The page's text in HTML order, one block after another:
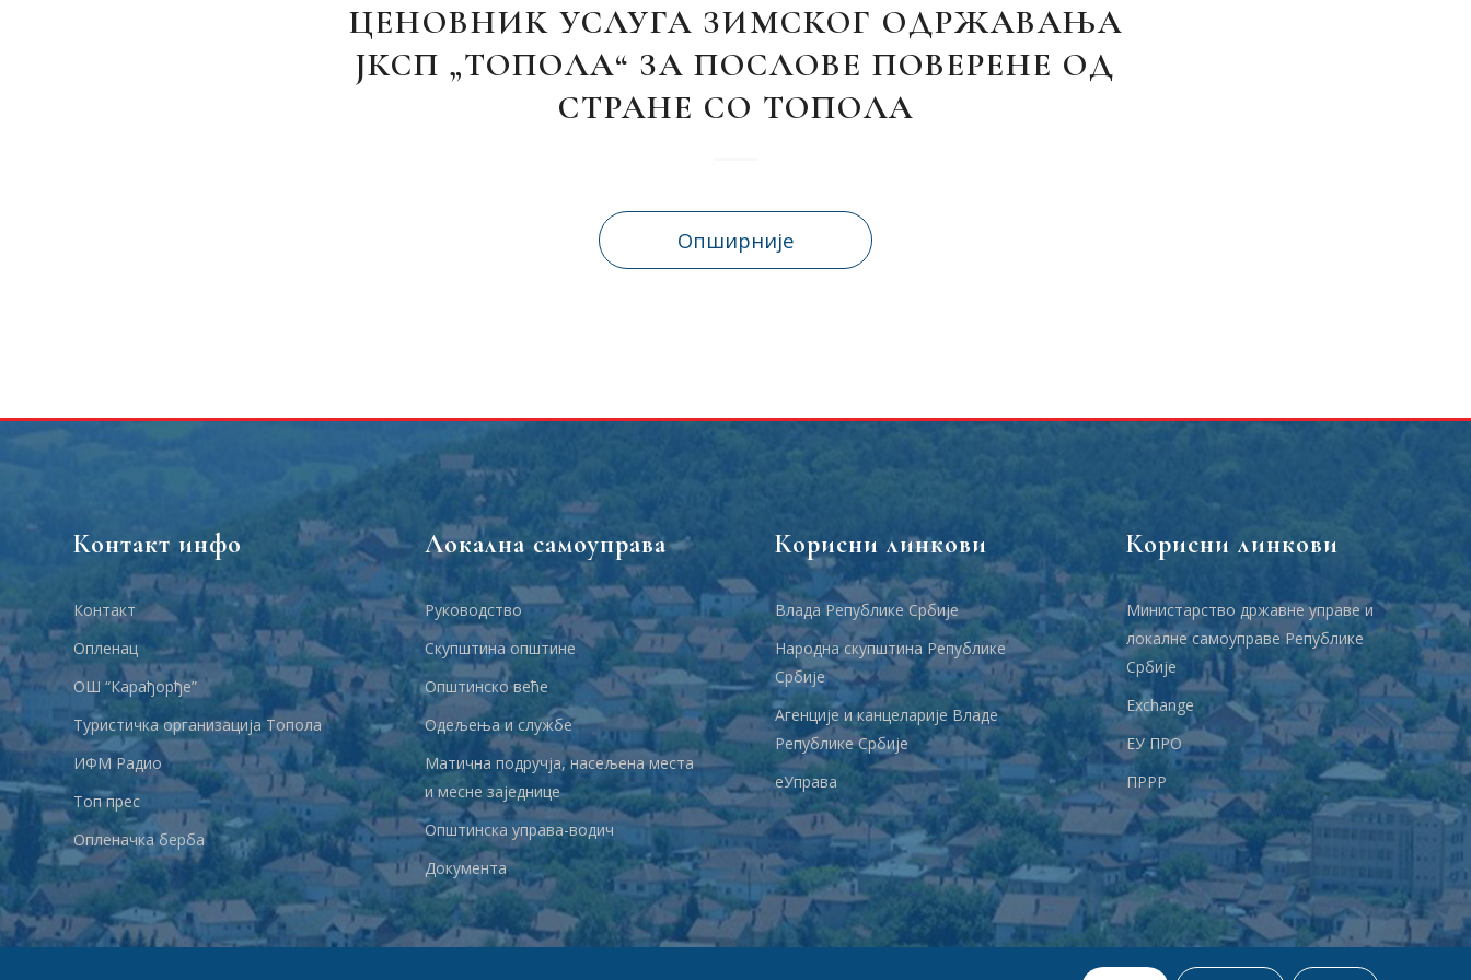
ЦЕНОВНИК УСЛУГА ЗИМСКОГ ОДРЖАВАЊА
ЈКСП „ТОПОЛА“ ЗА ПОСЛОВЕ ПОВЕРЕНЕ ОД
СТРАНЕ СО ТОПОЛА
Опширније
Контакт инфо
Контакт
Опленац
ОШ “Карађорђе”
Туристичка организација Топола
ИФМ Радио
Топ прес
Опленачка берба
Локална самоуправа
Руководство
Скупштина општине
Општинско веће
Одељења и службе
Матична подручја, насељена места
и месне заједнице
Општинска управа-водич
Документа
Корисни линкови
Влада Републике Србије
Народна скупштина Републике
Србије
Агенције и канцеларије Владе
Републике Србије
еУправа
Корисни линкови
Министарство државне управе и
локалне самоуправе Републике
Србије
Еxchange
ЕУ ПРО
ПРРР